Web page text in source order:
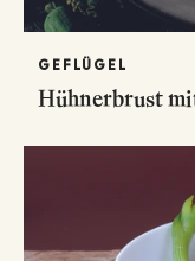
GEFLÜGEL
Hühnerbrust